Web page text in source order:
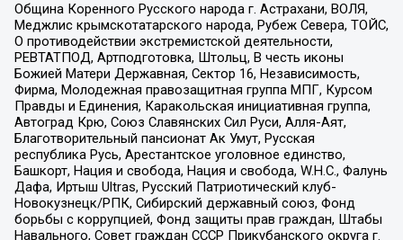
Община Коренного Русского народа г. Астрахани, ВОЛЯ,
Меджлис крымскотатарского народа, Рубеж Севера, ТОЙС,
О противодействии экстремистской деятельности,
РЕВТАТПОД, Артподготовка, Штольц, В честь иконы
Божией Матери Державная, Сектор 16, Независимость,
Фирма, Молодежная правозащитная группа МПГ, Курсом
Правды и Единения, Каракольская инициативная группа,
Автоград Крю, Союз Славянских Сил Руси, Алля-Аят,
Благотворительный пансионат Ак Умут, Русская
республика Русь, Арестантское уголовное единство,
Башкорт, Нация и свобода, Нация и свобода, W.H.С., Фалунь
Дафа, Иртыш Ultras, Русский Патриотический клуб-
Новокузнецк/РПК, Сибирский державный союз, Фонд
борьбы с коррупцией, Фонд защиты прав граждан, Штабы
Навального, Совет граждан СССР Прикубанского округа г.